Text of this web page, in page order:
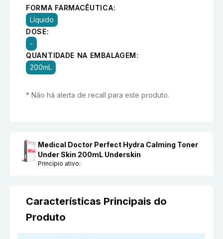
FORMA FARMACÊUTICA:
Líquido
DOSE:
-
QUANTIDADE NA EMBALAGEM:
200mL
* Não há alerta de recall para este produto.
Medical Doctor Perfect Hydra Calming Toner
Under Skin 200mL Underskin
Princípio ativo:
Características Principais do
Produto